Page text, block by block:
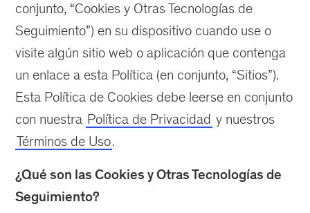
conjunto, “Cookies y Otras Tecnologías de
Seguimiento”) en su dispositivo cuando use o
visite algún sitio web o aplicación que contenga
un enlace a esta Política (en conjunto, “Sitios”).
Esta Política de Cookies debe leerse en conjunto
con nuestra Política de Privacidad y nuestros
Términos de Uso.
¿Qué son las Cookies y Otras Tecnologías de
Seguimiento?